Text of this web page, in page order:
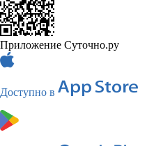
Приложение Суточно.ру
Доступно в